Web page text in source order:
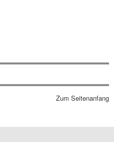
Zum Seitenanfang